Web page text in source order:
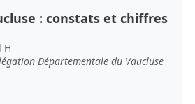
: constats et chiffres
H
Départementale du Vaucluse